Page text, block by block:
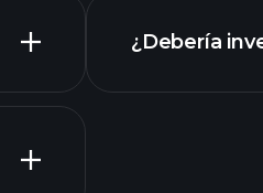
¿Debería